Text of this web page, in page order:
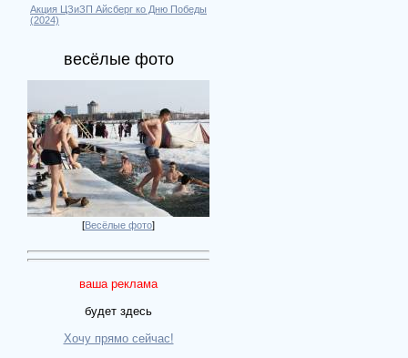
Акция ЦЗиЗП Айсберг ко Дню Победы
(2024)
весёлые фото
[Весёлые фото]
ваша реклама
будет здесь
Хочу прямо сейчас!